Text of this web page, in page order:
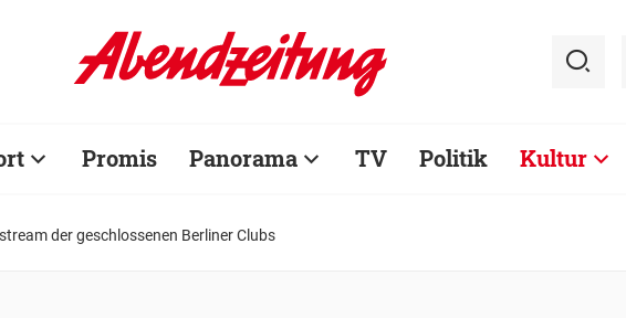
Promis Panorama TV Politik Kultur
der geschlossenen Berliner Clubs